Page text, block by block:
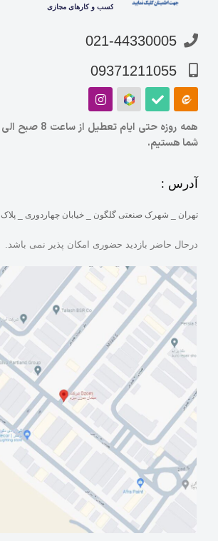
021-44330005
09371211055
شما هستیم.
آدرس :
تهران _ شهرک صنعتی گلگون _ خیابان چهاردوری _ پلاک ۶
درحال حاضر بازدید حضوری امکان پذیر نمی باشد.